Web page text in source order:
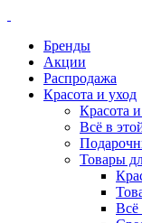
Бренды
Акции
Распродажа
Красота и уход
Красота
Всё в
Товары
Всё